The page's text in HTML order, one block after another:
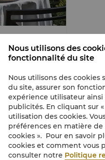
Nous utilisons des
fonctionnalité du site
Nous utilisons des
du site, assurer son
expérience utilisateur
publicités. En cliquant sur
utilisation des cookies.
préférences en matière de
cookies ». Pour en savoir
cookies et comment vous
consulter notre Politique